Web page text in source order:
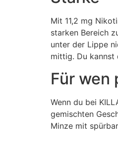
Mit 11,2 mg
starken Bereich
unter der Lippe
mittig. Du kannst
Für wen
Wenn du bei
gemischten
Minze mit